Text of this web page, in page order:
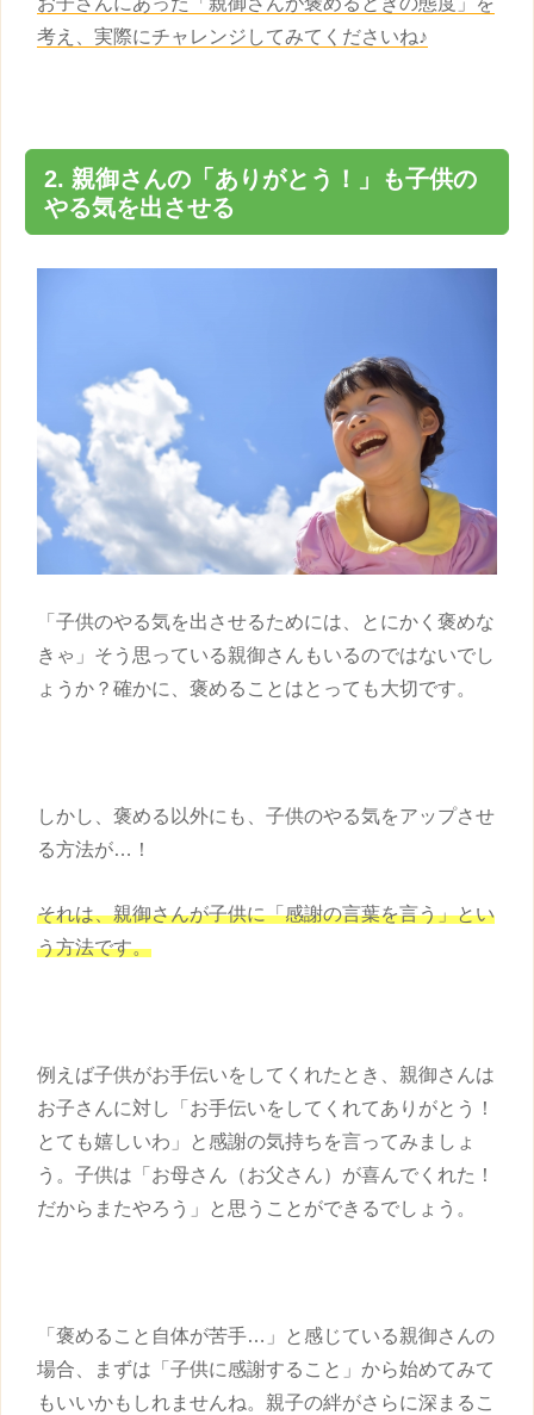
考え、実際にチャレンジしてみてくださいね♪
2. 親御さんの「ありがとう！」も子供の
やる気を出させる
「 子供のやる気を出させるためには、とにかく褒めな
きゃ」そう思っている親御さんもいるのではないでし
ょうか？確かに、褒めることはとっても大切です。
しかし、褒める以外にも、 子供のやる気をアップさせ
る方法が…！
それは、親御さんが子供に「感謝の言葉を言う」とい
う方法です。
例えば子供がお手伝いをしてくれたとき、親御さんは
お子さんに対し「お手伝いをしてくれてありがとう！
とても嬉しいわ」と感謝の気持ちを言ってみましょ
う。 子供は「お母さん（お父さん）が喜んでくれた！
だからまたやろう」と思うことができるでしょう。
「褒めること自体が苦手…」と感じている親御さんの
場合、まずは「 子供に感謝すること」から始めてみて
もいいかもしれませんね。親子の絆がさらに深まるこ